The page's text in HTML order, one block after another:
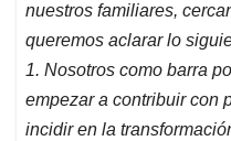
nuestros familiares,
queremos aclarar lo
1. Nosotros como barra
empezar a contribuir con
incidir en la